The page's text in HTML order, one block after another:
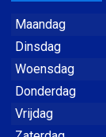
Maandag
Dinsdag
Woensdag
Donderdag
Vrijdag